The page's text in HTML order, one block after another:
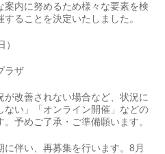
案内に努めるため様々な要素を検
ることを決定いたしました。
ラザ
改善されない場合など、状況に
ない」「オンライン開催」などの
予めご了承・ご準備願います。
に伴い、再募集を行います。8月